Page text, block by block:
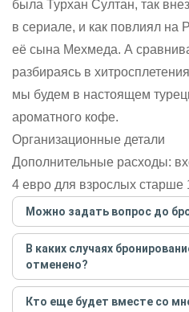
была Турхан Султан, так
в сериале, и как повлиял на
её сына Мехмеда. А
разбираясь в
мы будем в настоящем
ароматного кофе.
Организационные детали
Дополнительные расходы:
4 евро для взрослых
Можно задать вопрос до
Достаточно перейти по
написать гиду. Платить при
согласуйте с гидом
этого бронируйте экскурсию.
В каких случаях
отменено?
Только в случае
например, если экскурсия на
Кто еще будет вместе со